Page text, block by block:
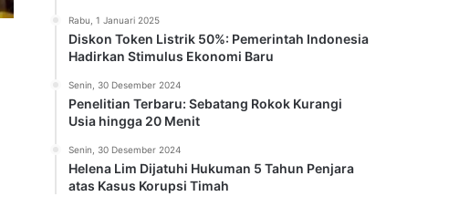
Rabu, 1 Januari 2025
Diskon Token Listrik 50%: Pemerintah Indonesia
Hadirkan Stimulus Ekonomi Baru
Senin, 30 Desember 2024
Penelitian Terbaru: Sebatang Rokok Kurangi
Usia hingga 20 Menit
Senin, 30 Desember 2024
Helena Lim Dijatuhi Hukuman 5 Tahun Penjara
atas Kasus Korupsi Timah